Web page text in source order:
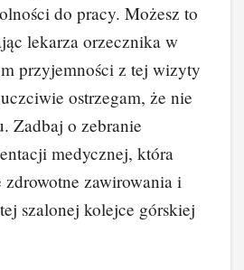
do pracy. Możesz to
lekarza orzecznika w
przyjemności z tej wizyty
ostrzegam, że nie
Zadbaj o zebranie
medycznej, która
zawirowania i
szalonej kolejce górskiej